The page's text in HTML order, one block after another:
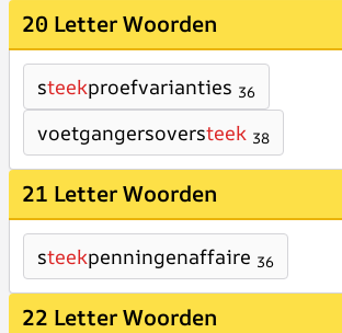
20 Letter Woorden
steekproefvarianties 36
voetgangersoversteek 38
21 Letter Woorden
steekpenningenaffaire 36
22 Letter Woorden